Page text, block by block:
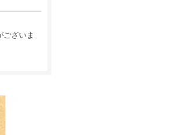
ざいま